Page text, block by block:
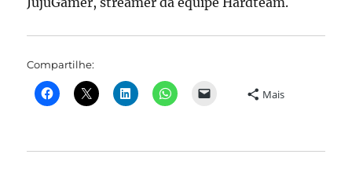
Compartilhe:
Mais